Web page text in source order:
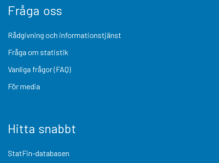
Fråga oss
Rådgivning och informationstjänst
Fråga om statistik
Vanliga frågor (FAQ)
För media
Hitta snabbt
StatFin-databasen